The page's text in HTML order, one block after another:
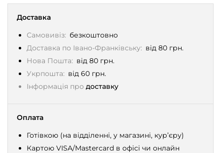
Доставка
Самовивіз: безкоштовно
Доставка по Івано-Франківську: від 80 грн.
Нова Пошта: від 80 грн.
Укрпошта: від 60 грн.
Інформація про доставку
Оплата
Готівкою (на відділенні, у магазині, кур’єру)
Картою VISA/Mastercard в офісі чи онлайн